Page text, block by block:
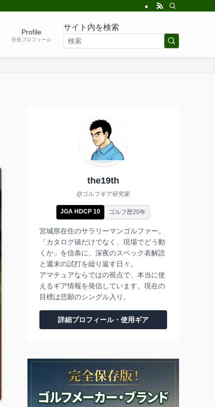
Profile
所長プロフィール
サイト内を検索
the19th
@ゴルフギア研究家
JGA HDCP 10 ゴルフ歴20年
宮城県在住のサラリーマンゴルファー。
「カタログ値だけでなく、現場でどう動
くか」を信条に、深夜のスペック表解読
と週末の試打を繰り返す日々。
アマチュアならではの視点で、本当に使
えるギア情報を発信しています。現在の
目標は悲願のシングル入り。
詳細プロフィール・使用ギア